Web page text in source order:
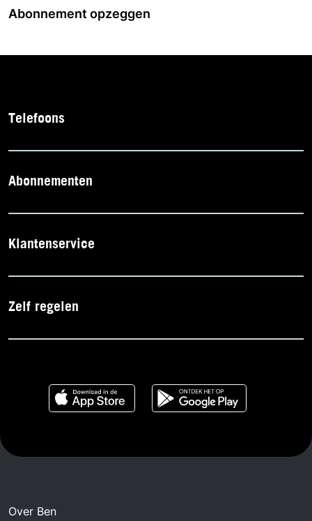
Abonnement opzeggen
Telefoons
Abonnementen
Klantenservice
Zelf regelen
Over Ben